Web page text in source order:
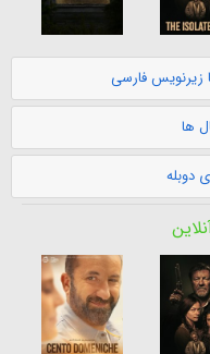
زیرنویس فارسی
ها
دوبله